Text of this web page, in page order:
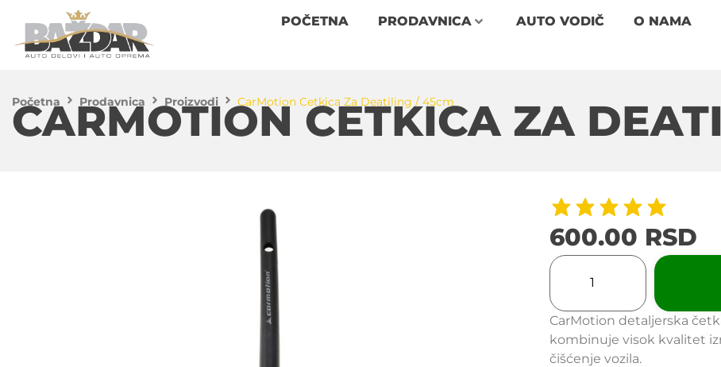
POČETNA PRODAVNICA AUTO VODIČ O NAMA
Početna Prodavnica Proizvodi CarMotion Cetkica Za Deatiling / 45cm
CARMOTION CETKICA ZA
600.00 RSD
CarMotion detaljerska
kombinuje visok kvalitet
čišćenje vozila.